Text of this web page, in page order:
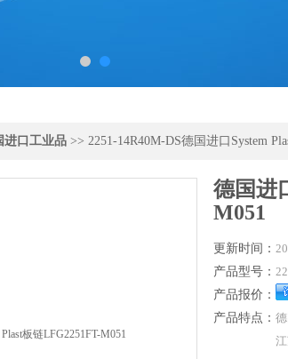
进口工业品 >> 2251-14R40M-DS德国进口System
德国进
M051
更新时间：
产品型号：
产品报价：
产品特点：